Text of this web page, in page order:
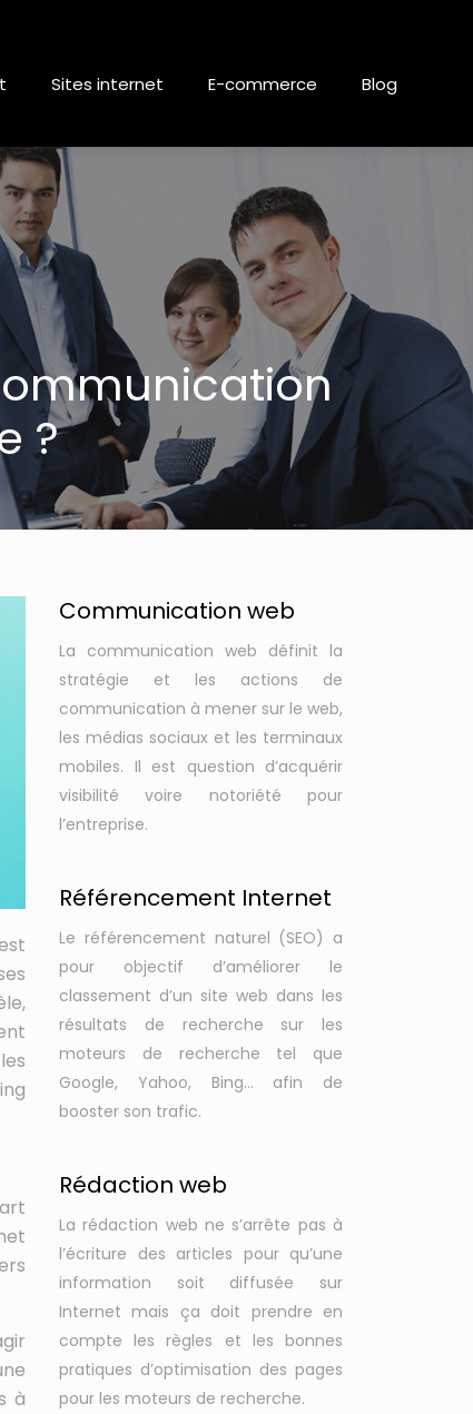
Sites internet E-commerce Blog
?
à
Communication web
La communication web définit la
stratégie et les actions de
communication à mener sur le web,
les médias sociaux et les terminaux
mobiles. Il est question d’acquérir
visibilité voire notoriété pour
l’entreprise.
Référencement Internet
Le référencement naturel (SEO) a
pour objectif d’améliorer le
classement d’un site web dans les
résultats de recherche sur les
moteurs de recherche tel que
Google, Yahoo, Bing… afin de
booster son trafic.
Rédaction web
La rédaction web ne s’arrête pas à
l’écriture des articles pour qu’une
information soit diffusée sur
Internet mais ça doit prendre en
compte les règles et les bonnes
pratiques d’optimisation des pages
pour les moteurs de recherche.